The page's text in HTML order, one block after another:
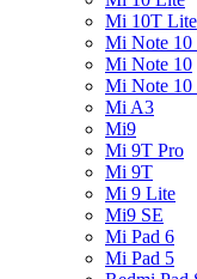
Mi 10T Lite
Mi Note 10
Mi Note 10
Mi Note 10
Mi A3
Mi9
Mi 9T Pro
Mi 9T
Mi 9 Lite
Mi9 SE
Mi Pad 6
Mi Pad 5